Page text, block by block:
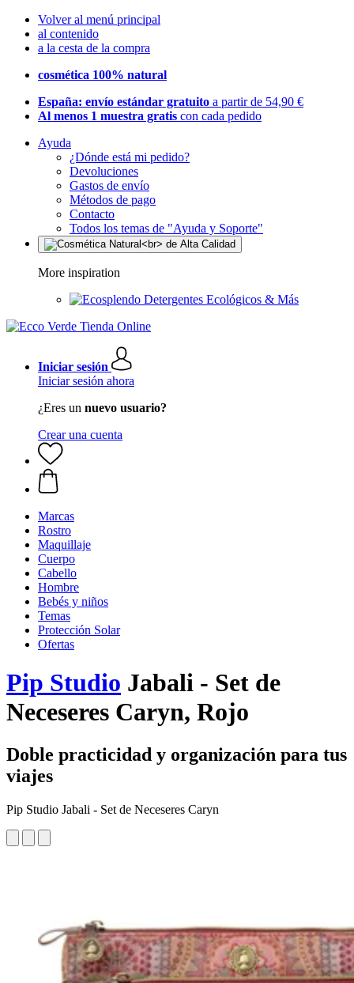
Volver al menú principal
al contenido
a la cesta de la compra
cosmética 100% natural
España: envío estándar gratuito a partir de 54,90 €
Al menos 1 muestra gratis con cada pedido
Ayuda
¿Dónde está mi pedido?
Devoluciones
Gastos de envío
Métodos de pago
Contacto
Todos los temas de "Ayuda y Soporte"
More inspiration
Detergentes Ecológicos & Más
Iniciar sesión
Iniciar sesión ahora
¿Eres un nuevo usuario?
Crear una cuenta
Marcas
Rostro
Maquillaje
Cuerpo
Cabello
Hombre
Bebés y niños
Temas
Protección Solar
Ofertas
Pip Studio Jabali - Set de
Neceseres Caryn, Rojo
Doble practicidad y organización para tus
viajes
Pip Studio Jabali - Set de Neceseres Caryn